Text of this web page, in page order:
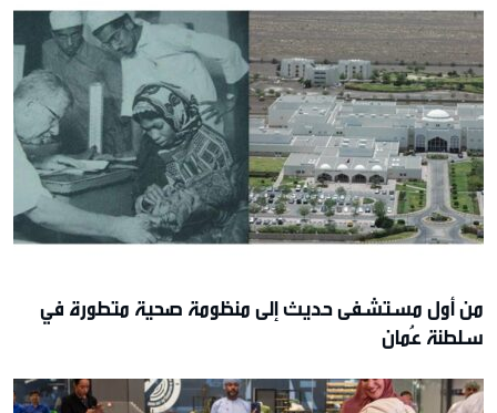
من أول مستشفى حديث إلى منظومة صحية متطورة في
سلطنة عُمان